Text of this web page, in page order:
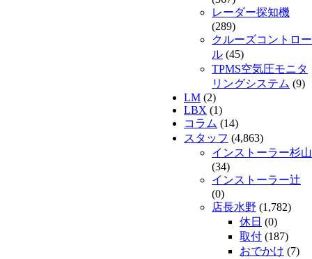
レーダー探知機
(289)
クルーズコントロー
ル (45)
TPMS空気圧モニタ
リングシステム (9)
LM (2)
LBX (1)
コラム (14)
スタッフ (4,863)
インストーラー杉山
(34)
インストーラー辻
(0)
店長水野 (1,782)
休日 (0)
取付 (187)
おでかけ (7)